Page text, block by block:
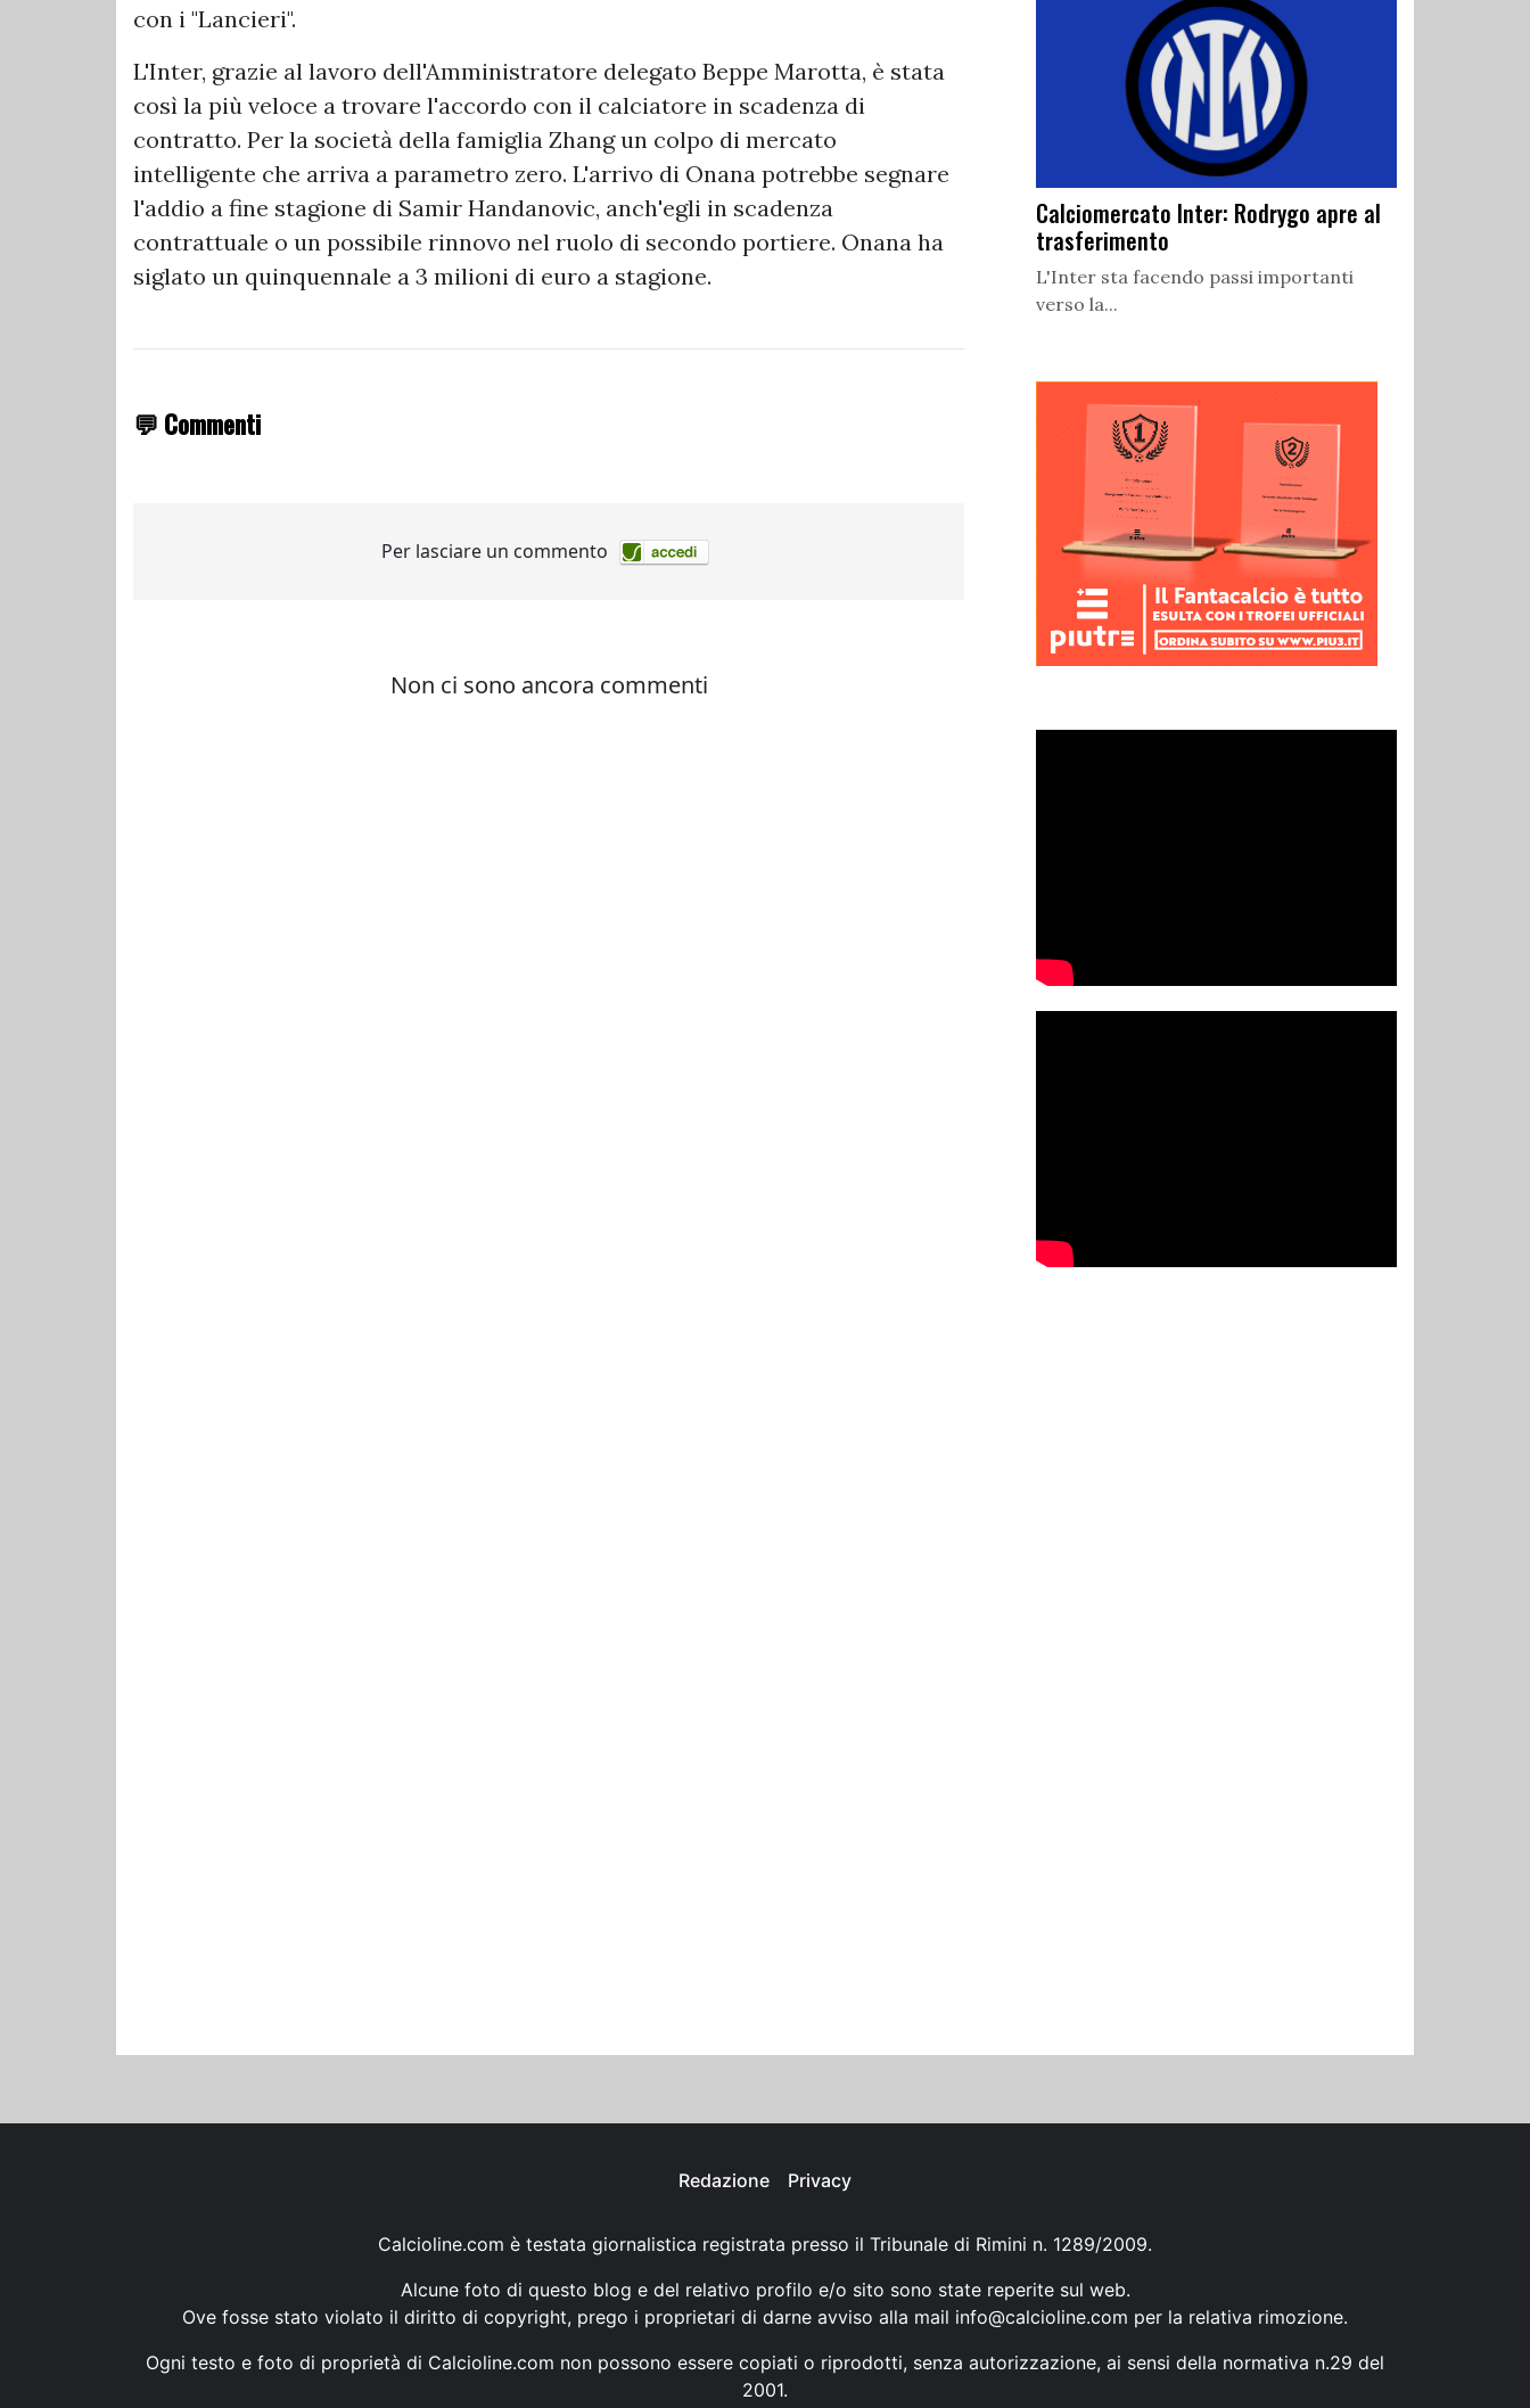
con i "Lancieri".
L'Inter, grazie al lavoro dell'Amministratore delegato Beppe Marotta, è stata
così la più veloce a trovare l'accordo con il calciatore in scadenza di
contratto. Per la società della famiglia Zhang un colpo di mercato
intelligente che arriva a parametro zero. L'arrivo di Onana potrebbe segnare
l'addio a fine stagione di Samir Handanovic, anch'egli in scadenza
contrattuale o un possibile rinnovo nel ruolo di secondo portiere. Onana ha
siglato un quinquennale a 3 milioni di euro a stagione.
💬 Commenti
Calciomercato Inter: Rodrygo apre al
trasferimento
L'Inter sta facendo passi importanti
verso la...
Redazione Privacy
Calcioline.com è testata giornalistica registrata presso il Tribunale di Rimini n. 1289/2009.
Alcune foto di questo blog e del relativo profilo e/o sito sono state reperite sul web.
Ove fosse stato violato il diritto di copyright, prego i proprietari di darne avviso alla mail info@calcioline.com per la relativa rimozione.
Ogni testo e foto di proprietà di Calcioline.com non possono essere copiati o riprodotti, senza autorizzazione, ai sensi della normativa n.29 del
2001.